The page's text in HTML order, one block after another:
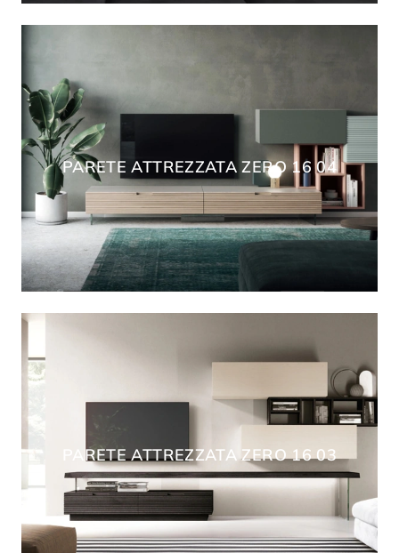
PARETE ATTREZZATA ZERO 16 04
PARETE ATTREZZATA ZERO 16 03